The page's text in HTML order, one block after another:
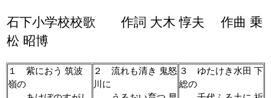
石下小学校校歌 作詞 大木 惇夫 作曲 乗
松 昭博
１ 紫におう 筑波
嶺の
２ 流れも清き 鬼怒
川に
３ ゆたけき水田 下
総の